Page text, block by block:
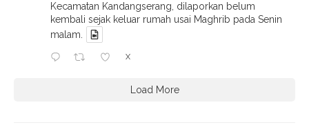
Kecamatan Kandangserang, dilaporkan belum
kembali sejak keluar rumah usai Maghrib pada Senin
malam.
X
Load More